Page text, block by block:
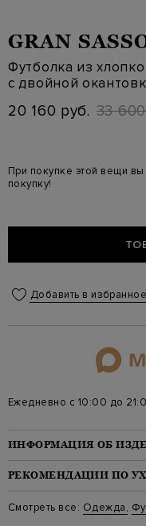
GRAN
Футболка из
с двойной
20 160 руб. 33
При покупке этой вещи
покупку!
Добавить в избранное
Ежедневно с 10:00 до
ИНФОРМАЦИЯ ОБ
Материал: шелк 55%,
На модели: 188/90/79/99
Стиль: Футболки
Цвет: Розовый
РЕКОМЕНДАЦИИ ПО
Стирка: Стирка запрещена
Отбеливание:
Смотреть все: Одежда,